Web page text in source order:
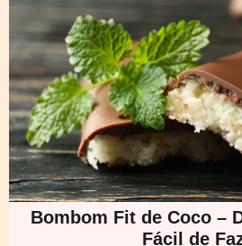
Bombom Fit de Coco –
Fácil de